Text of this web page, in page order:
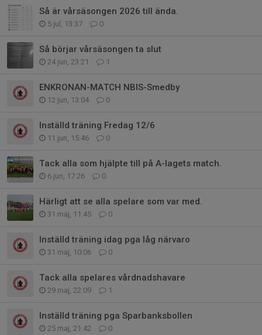
Så är vårsäsongen 2026 till ända.
5 jul, 13:37 0
Så börjar vårsäsongen ta slut
24 jun, 23:21 1
ENKRONAN-MATCH NBIS-Smedby
12 jun, 13:04 0
Inställd träning Fredag 12/6
11 jun, 15:46 0
Tack alla som hjälpte till på A-lagets match.
6 jun, 17:26 0
Härligt att se alla spelare som var med.
31 maj, 11:45 0
Inställd träning idag pga låg närvaro
31 maj, 10:06 0
Tack alla spelares vårdnadshavare
29 maj, 22:09 1
Inställd träning pga Sparbanksbollen
25 maj, 21:42 0